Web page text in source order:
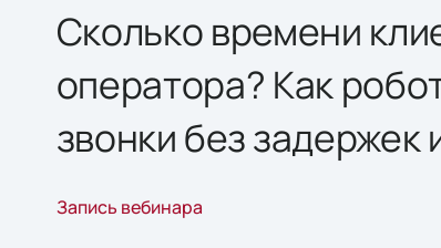
Сколько времени
оператора? Как
звонки без задержек
Запись вебинара